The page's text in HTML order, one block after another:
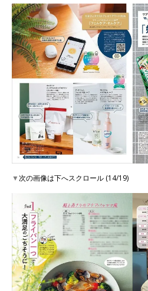
▼次の画像は下へスクロール (14/19)